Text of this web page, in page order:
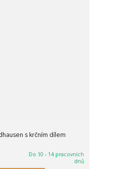
s krčním dílem
Do 10 - 14 pracovních
dnů